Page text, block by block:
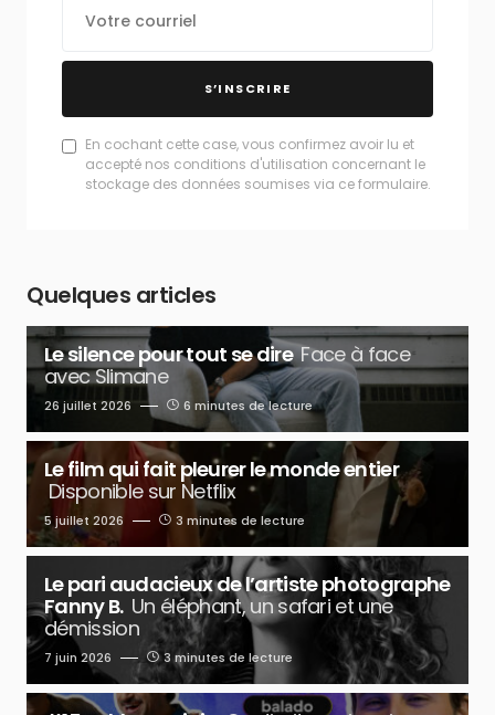
S’INSCRIRE
En cochant cette case, vous confirmez avoir lu et
accepté nos conditions d'utilisation concernant le
stockage des données soumises via ce formulaire.
Quelques articles
Le silence pour tout se dire Face à face
avec Slimane
26 juillet 2026 6 minutes de lecture
Le film qui fait pleurer le monde entier
Disponible sur Netflix
5 juillet 2026 3 minutes de lecture
Le pari audacieux de l’artiste photographe
Fanny B. Un éléphant, un safari et une
démission
7 juin 2026 3 minutes de lecture